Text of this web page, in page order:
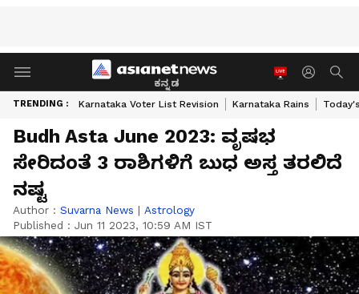
ಕನ್ನಡ
TRENDING : Karnataka Voter List Revision Karnataka Rains
Budh Asta June 2023: ವೃಷಭ
ಸೇರಿದಂತೆ 3 ರಾಶಿಗಳಿಗೆ ಬುಧ ಅಸ್ತ ತರಲಿದೆ
ನಷ್ಟ
Author : Suvarna News | Astrology
Published : Jun 11 2023, 10:59 AM IST